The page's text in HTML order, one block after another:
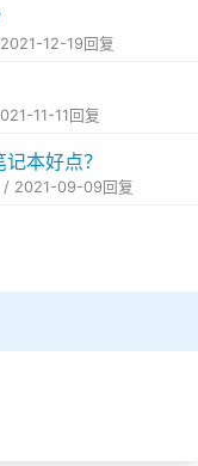
12-19回复
11-11回复
本好点？
2021-09-09回复